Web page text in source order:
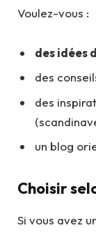
Voulez-vous :
des idées
des
des
un blog
Choisir
Si vous avez